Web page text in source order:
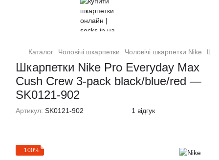
Каталог Чоловiчi шкарпетки Чоловiчi шкарпетки Nike
Шкарпетки Nike Pro Everyday Max
Cush Crew 3-pack black/blue/red —
SK0121-902
Артикул: SK0121-902 1 відгук
−100%